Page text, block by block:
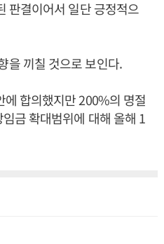
판결이어서 일단 긍정적으
을 끼칠 것으로 보인다.
합의했지만 200%의 명절
금 확대범위에 대해 올해 1